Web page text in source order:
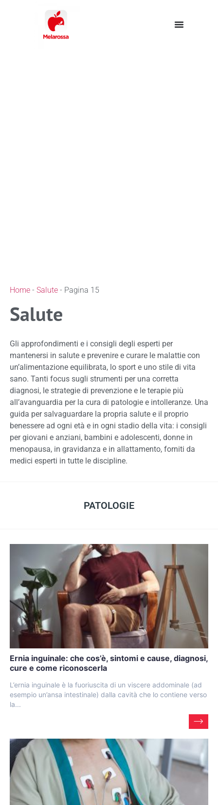
Home - Salute - Pagina 15
Salute
Gli approfondimenti e i consigli degli esperti per
mantenersi in salute e prevenire e curare le malattie con
un’alimentazione equilibrata, lo sport e uno stile di vita
sano. Tanti focus sugli strumenti per una corretta
diagnosi, le strategie di prevenzione e le terapie più
all’avanguardia per la cura di patologie e intolleranze. Una
guida per salvaguardare la propria salute e il proprio
benessere ad ogni età e in ogni stadio della vita: i consigli
per giovani e anziani, bambini e adolescenti, donne in
menopausa, in gravidanza e in allattamento, forniti da
medici esperti in tutte le discipline.
PATOLOGIE
Ernia inguinale: che cos’è, sintomi e cause, diagnosi,
cure e come riconoscerla
L’ernia inguinale è la fuoriuscita di un viscere addominale (ad
esempio un’ansa intestinale) dalla cavità che lo contiene verso
la...